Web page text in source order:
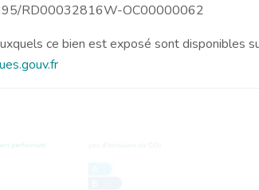
RD00032816W-OC00000062
ce bien est exposé sont disponibles